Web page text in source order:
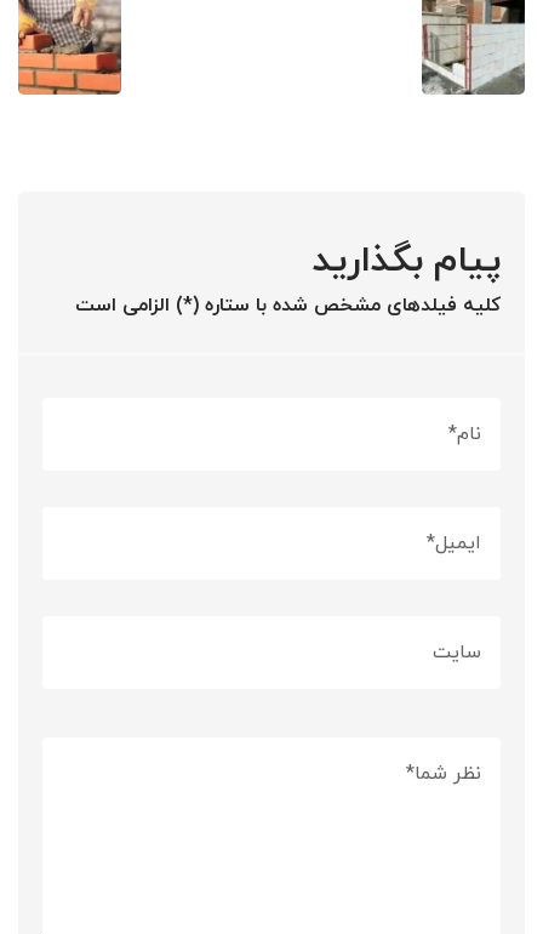
پیام بگذارید
کلیه فیلدهای مشخص شده با ستاره (*) الزامی است